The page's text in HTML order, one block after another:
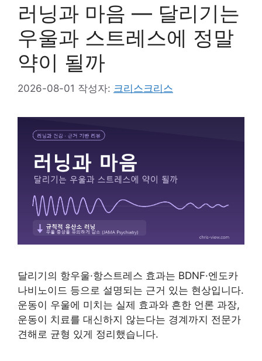
러닝과 마음 — 달리기는
우울과 스트레스에 정말
약이 될까
2026-08-01 작성자: 크리스크리스
달리기의 항우울·항스트레스 효과는 BDNF·엔도카
나비노이드 등으로 설명되는 근거 있는 현상입니다.
운동이 우울에 미치는 실제 효과와 흔한 언론 과장,
운동이 치료를 대신하지 않는다는 경계까지 전문가
견해로 균형 있게 정리했습니다.